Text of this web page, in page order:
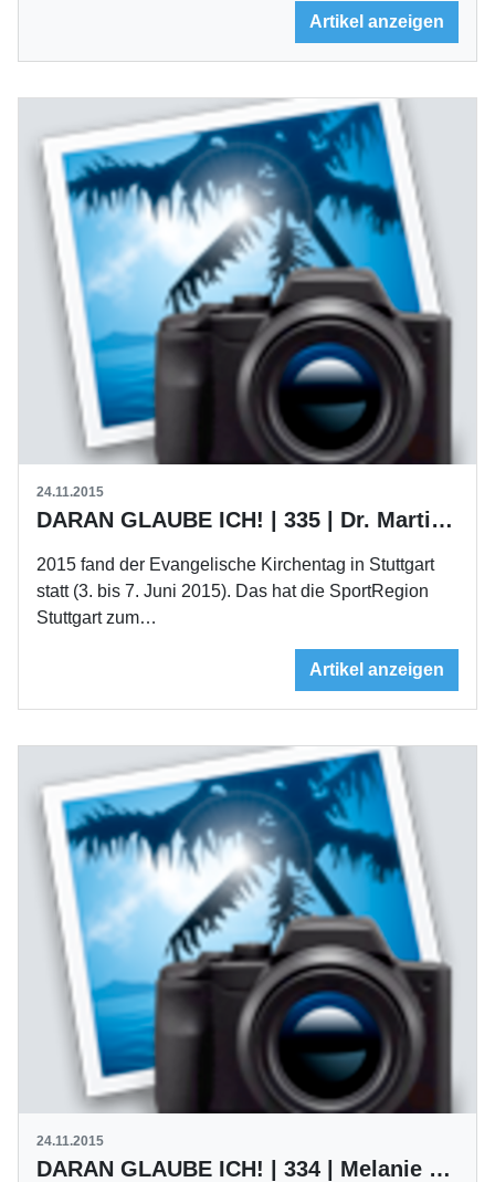
Artikel anzeigen
24.11.2015
DARAN GLAUBE ICH! | 335 | Dr. Martin Emrich
2015 fand der Evangelische Kirchentag in Stuttgart
statt (3. bis 7. Juni 2015). Das hat die SportRegion
Stuttgart zum…
Artikel anzeigen
24.11.2015
DARAN GLAUBE ICH! | 334 | Melanie Croyé